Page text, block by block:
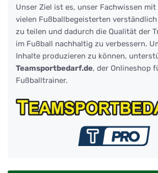
Unser Ziel ist es, unser Fachwissen
vielen Fußballbegeisterten
zu teilen und dadurch die Qualität der
im Fußball nachhaltig zu verbessern.
Inhalte produzieren zu können,
Teamsportbedarf.de, der Onlineshop
Fußballtrainer.